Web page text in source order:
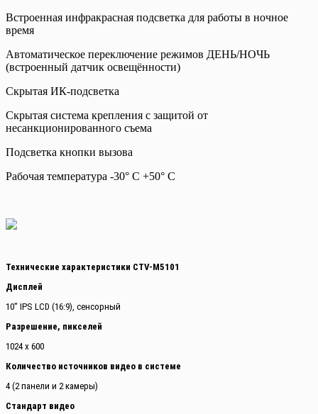
Встроенная инфракрасная подсветка для работы в ночное
время
Автоматическое переключение режимов ДЕНЬ/НОЧЬ
(встроенный датчик освещённости)
Скрытая ИК-подсветка
Скрытая система крепления с защитой от
несанкционированного съема
Подсветка кнопки вызова
Рабочая температура -30° С +50° С
Технические характеристики CTV-M5101
Дисплей
10" IPS LCD (16:9), сенсорный
Разрешение, пикселей
1024 x 600
Количество источников видео в системе
4 (2 панели и 2 камеры)
Стандарт видео